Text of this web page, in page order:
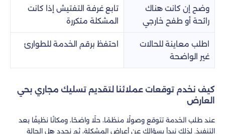
وضح إن كانت هناك
رائحة أو طفح خارجي
تابع غرفة التفتيش إذا كانت
المشكلة متكررة
اطلب معاينة للحالات
غير الواضحة
احتفظ برقم الخدمة للطوارئ
كيف نخدم توقعات عملائنا لتقديم تسليك مجاري بحي
العارض
عند طلب الخدمة تتوقع وصولًا منظمًا، حلًا واضحًا، ومكانًا نظيفًا بعد
التنفيذ. لذلك نبدأ بسؤالك عن أعراض المشكلة، ثم نحدد هل الحالة